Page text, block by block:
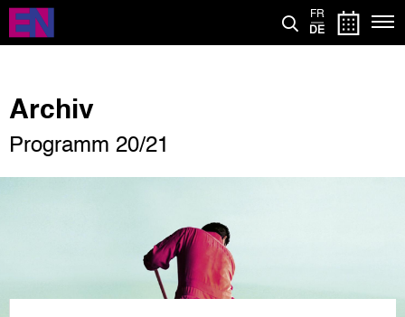
Direkt
zum
Inhalt
FR
DE
Archiv
Programm 20/21